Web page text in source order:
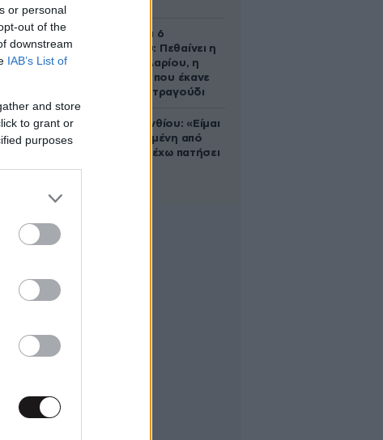
or personal
out of the
downstream
IAB’s List of
and store
to grant or
purposes
Σαν σήμερα 6
Αυγούστου: Πεθαίνει η
Ρίτα Σακελλαρίου, η
λαϊκή ντίβα που έκανε
τη ζωή της τραγούδι
Μαρία Κορινθίου: «Είμαι
πιο ευτυχισμένη από
ποτέ – Ναι, έχω πατήσει